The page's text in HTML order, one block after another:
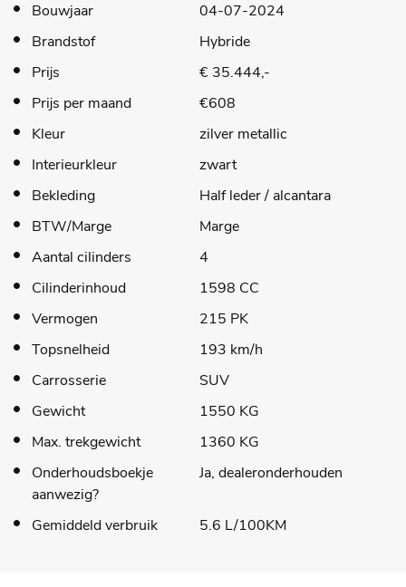
Bouwjaar
04-07-2024
Brandstof
Hybride
Prijs
€ 35.444,-
Prijs per maand
€608
Kleur
zilver metallic
Interieurkleur
zwart
Bekleding
Half leder / alcantara
BTW/Marge
Marge
Aantal cilinders
4
Cilinderinhoud
1598 CC
Vermogen
215 PK
Topsnelheid
193 km/h
Carrosserie
SUV
Gewicht
1550 KG
Max. trekgewicht
1360 KG
Onderhoudsboekje
aanwezig?
Ja, dealeronderhouden
Gemiddeld verbruik 5.6 L/100KM